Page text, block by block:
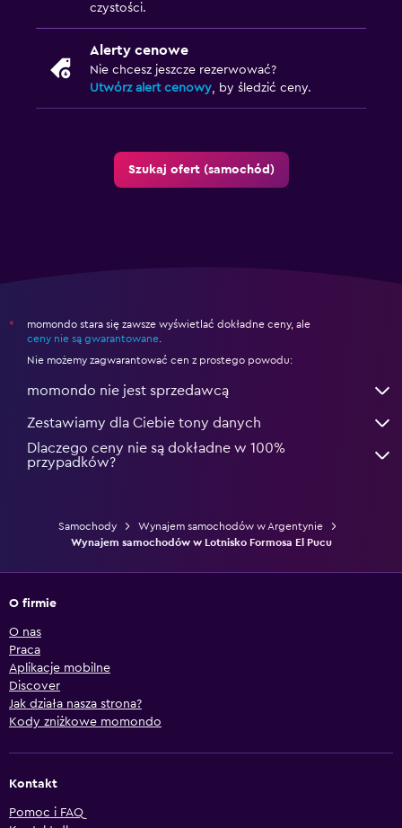
czystości.
Alerty cenowe
Nie chcesz jeszcze rezerwować?
Utwórz alert cenowy, by śledzić ceny.
Szukaj ofert (samochód)
*
momondo stara się zawsze wyświetlać dokładne ceny, ale
ceny nie są gwarantowane.
Nie możemy zagwarantować cen z prostego powodu:
momondo nie jest sprzedawcą
Zestawiamy dla Ciebie tony danych
Dlaczego ceny nie są dokładne w 100%
przypadków?
Samochody
Wynajem samochodów w Argentynie
Wynajem samochodów w Lotnisko Formosa El Pucu
O firmie
O nas
Praca
Aplikacje mobilne
Discover
Jak działa nasza strona?
Kody zniżkowe momondo
Kontakt
Pomoc i FAQ